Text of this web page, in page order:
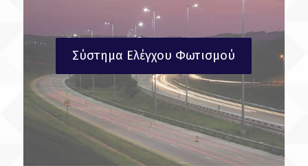
Σύστημα Ελέγχου Φωτισμού